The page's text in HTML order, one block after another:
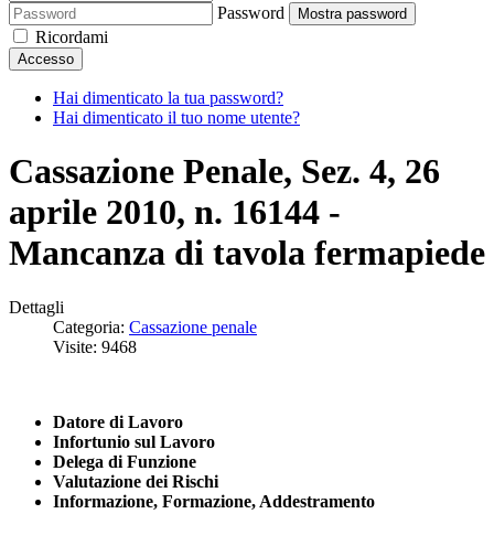
Password
Mostra password
Ricordami
Accesso
Hai dimenticato la tua password?
Hai dimenticato il tuo nome utente?
Cassazione Penale, Sez. 4, 26
aprile 2010, n. 16144 -
Mancanza di tavola fermapiede
Dettagli
Categoria: Cassazione penale
Visite: 9468
Datore di Lavoro
Infortunio sul Lavoro
Delega di Funzione
Valutazione dei Rischi
Informazione, Formazione, Addestramento